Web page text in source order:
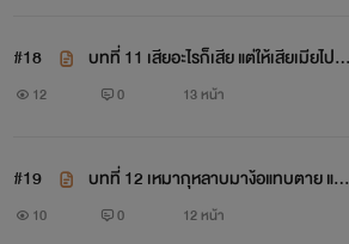
#18
บทที่ 11 เสียอะไรก็เสีย แต่ให้เสียเมียไป ไ
ม่ได้เด็ดขาด
12 0 13 หน้า
#19
บทที่ 12 เหมากุหลาบมาง้อแทบตาย แต่เ
ธอกลับหายไปกับชายอื่น
10 0 12 หน้า